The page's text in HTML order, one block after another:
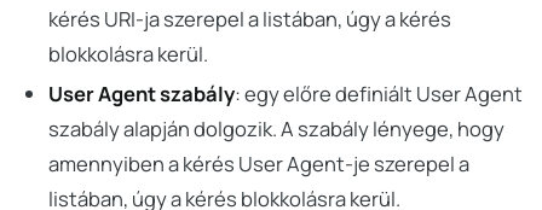
kérés URI-ja szerepel a listában, úgy a kérés
blokkolásra kerül.
User Agent szabály: egy előre definiált User Agent
szabály alapján dolgozik. A szabály lényege, hogy
amennyiben a kérés User Agent-je szerepel a
listában, úgy a kérés blokkolásra kerül.